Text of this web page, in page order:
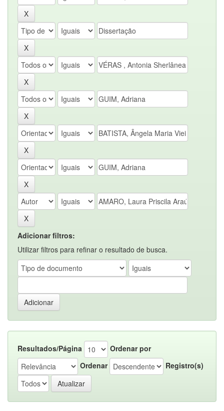
Adicionar filtros:
Utilizar filtros para refinar o resultado de busca.
Resultados/Página
Ordenar por
Ordenar
Registro(s)